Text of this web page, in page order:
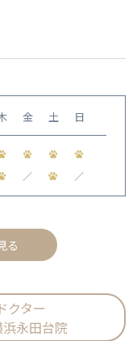
金 土 日
／ ／
る
クター
永田台院